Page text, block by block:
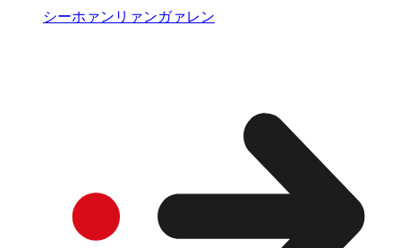
シーホァンリァンガァレン